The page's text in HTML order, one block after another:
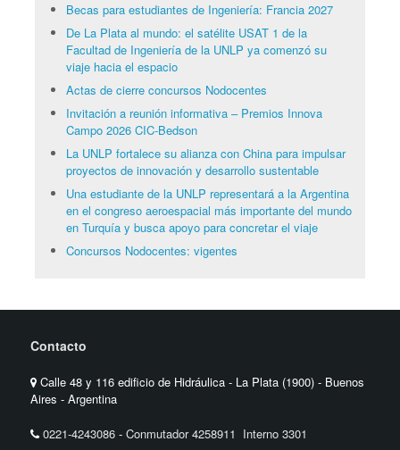
Becas para estudiantes de Ingeniería: Francia 2027
De La Plata al mundo: el satélite USAT 1 de la
Facultad de Ingeniería de la UNLP ya comenzó su
viaje hacia el espacio
Actas de cierre concursos Nodocentes
Invitación a reunión informativa – Premios Innova
Campo 2026 CIC-Bedson
La UNLP fortalece su alianza con China para impulsar
proyectos de innovación y desarrollo sustentable
Una estudiante de la UNLP representará a la Argentina
en el congreso aeroespacial más importante del mundo
en Turquía y busca apoyo para concretar el viaje
Concursos Nodocentes: vigentes
Contacto
Calle 48 y 116 edificio de Hidráulica - La Plata (1900) - Buenos
Aires - Argentina
0221-4243086 -Conmutador 4258911 Interno 3301